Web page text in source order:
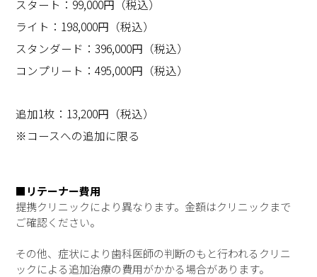
スタート：99,000円（税込）
ライト：198,000円（税込）
スタンダード：396,000円（税込）
コンプリート：495,000円（税込）
追加1枚：13,200円（税込）
※コースへの追加に限る
■リテーナー費用
提携クリニックにより異なります。金額はクリニックまで
ご確認ください。
その他、症状により歯科医師の判断のもと行われるクリニ
ックによる追加治療の費用がかかる場合があります。